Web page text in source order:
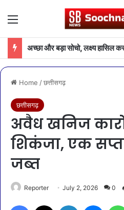
Menu
अच्छा और बड़ा सोचो, लक्ष्य
Home /छत्तीसगढ़
छत्तीसगढ़
अवैध खनिज
शिकंजा, एक
जब्त
Reporter July 2, 2026 0
Facebook LinkedIn